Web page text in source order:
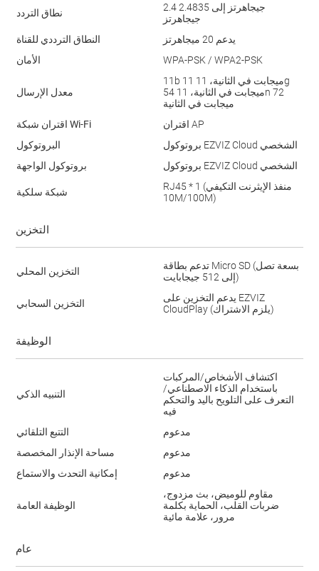
نطاق التردد
2.4 جيجاهرتز إلى 2.4835
جيجاهرتز
النطاق الترددي للقناة
يدعم 20 ميجاهرتز
الأمان
WPA-PSK / WPA2-PSK
معدل الإرسال
11b 11 ميجابت في الثانية، 11g
54 ميجابت في الثانية، 11n 72
ميجابت في الثانية
اقتران شبكة Wi-Fi
اقتران AP
البروتوكول
بروتوكول ‎EZVIZ Cloud‎ الشخصي
بروتوكول الواجهة
بروتوكول ‎EZVIZ Cloud‎ الشخصي
شبكة سلكية
RJ45 * ‏1 (منفذ الإيثرنت التكيفي
10M/100M)
التخزين
التخزين المحلي
تدعم بطاقة Micro SD (بسعة تصل
إلى 512 جيجابايت)
التخزين السحابي
يدعم التخزين على ‎EZVIZ
CloudPlay‎ (يلزم الاشتراك)
الوظيفة
التنبيه الذكي
اكتشاف الأشخاص/المركبات
باستخدام الذكاء الاصطناعي/
التعرف على التلويح باليد والتحكم
فيه
التتبع التلقائي
مدعوم
مساحة الإنذار المخصصة
مدعوم
إمكانية التحدث والاستماع
مدعوم
الوظيفة العامة
مقاوم للوميض، بث مزدوج،
ضربات القلب، الحماية بكلمة
مرور، علامة مائية
عام